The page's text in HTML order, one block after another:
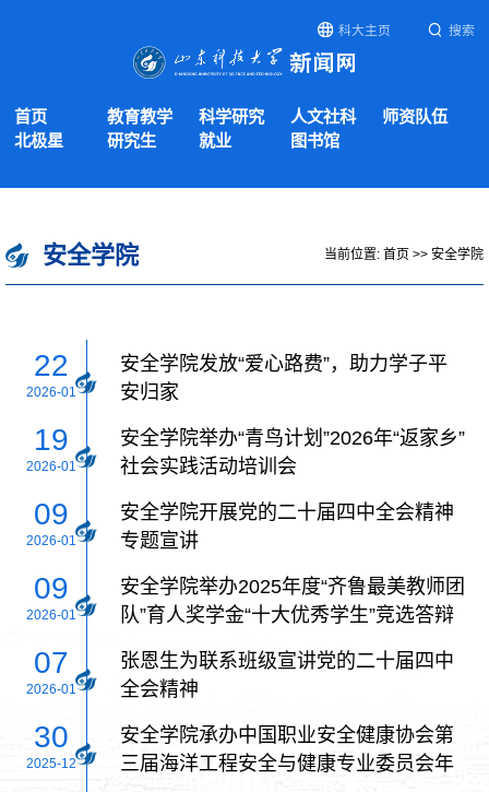
科大主页 搜索
首页 教育教学 科学研究 人文社科
师资队伍
北极星
研究生 就业 图书馆
安全学院 当前位置: 首页 >> 安全学院
22
2026-01
安全学院发放“爱心路费”，助力学子平
安归家
19
2026-01
安全学院举办“青鸟计划”2026年“返家乡”
社会实践活动培训会
09
2026-01
安全学院开展党的二十届四中全会精神
专题宣讲
09
2026-01
安全学院举办2025年度“齐鲁最美教师团
队”育人奖学金“十大优秀学生”竞选答辩
07
2026-01
张恩生为联系班级宣讲党的二十届四中
全会精神
30
2025-12
安全学院承办中国职业安全健康协会第
三届海洋工程安全与健康专业委员会年